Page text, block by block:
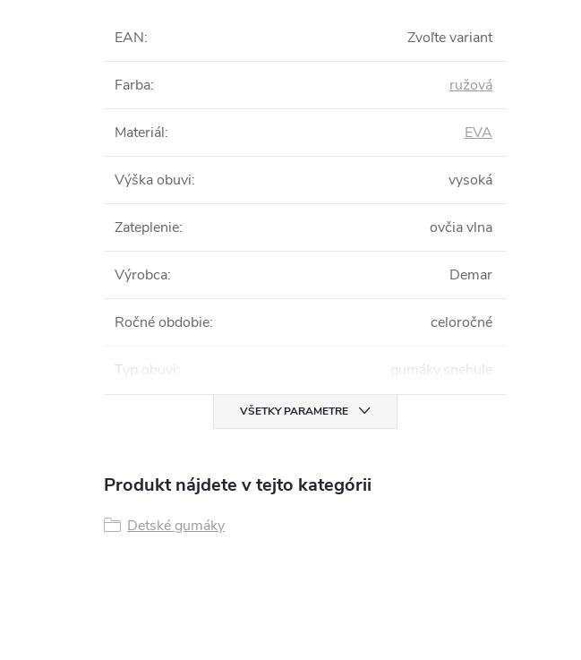
EAN: Zvoľte variant
Farba: ružová
Materiál: EVA
Výška obuvi: vysoká
Zateplenie: ovčia vlna
Výrobca: Demar
Ročné obdobie: celoročné
Typ obuvi: gumáky,snehule
VŠETKY PARAMETRE
Produkt nájdete v tejto kategórii
Detské gumáky